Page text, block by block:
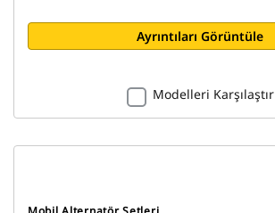
Ayrıntıları Görüntüle
Modelleri Karşılaştır